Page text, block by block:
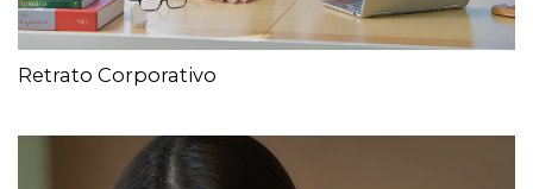
Retrato Corporativo